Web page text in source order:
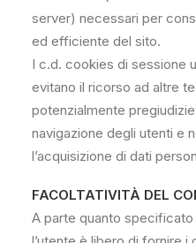
server) necessari per
ed efficiente del sito.
I c.d. cookies di sessione
evitano il ricorso ad altre
potenzialmente
navigazione degli utenti e
l’acquisizione di dati
FACOLTATIVITÀ DEL
A parte quanto specificato